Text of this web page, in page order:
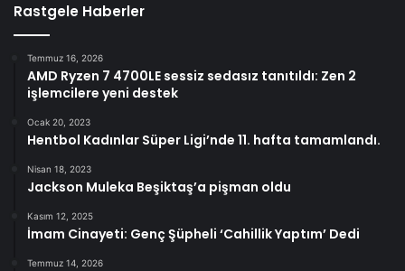
Rastgele Haberler
Temmuz 16, 2026
AMD Ryzen 7 4700LE sessiz sedasız tanıtıldı: Zen 2
işlemcilere yeni destek
Ocak 20, 2023
Hentbol Kadınlar Süper Ligi’nde 11. hafta tamamlandı.
Nisan 18, 2023
Jackson Muleka Beşiktaş’a pişman oldu
Kasım 12, 2025
İmam Cinayeti: Genç Şüpheli ‘Cahillik Yaptım’ Dedi
Temmuz 14, 2026